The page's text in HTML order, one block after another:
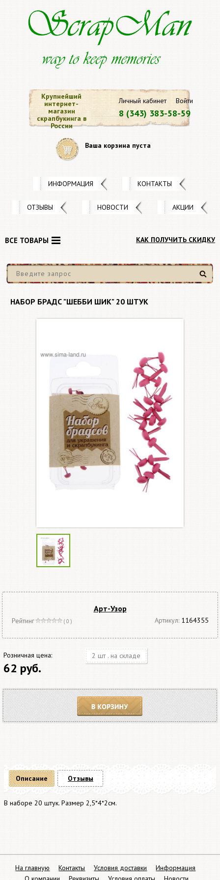
Личный кабинет Войти
8 (343) 383-58-59
Крупнейший
интернет-
магазин
скрапбукинга в
России
Ваша корзина пуста
ИНФОРМАЦИЯ КОНТАКТЫ
ОТЗЫВЫ НОВОСТИ АКЦИИ
КАК ПОЛУЧИТЬ СКИДКУ
Найти
ВСЕ ТОВАРЫ
НАБОР БРАДС "ШЕББИ ШИК" 20 ШТУК
Арт-Узор
Рейтинг ( 0 ) Артикул: 1164355
Розничная цена:
62 руб.
2 шт . на складе
В корзину
Описание
В наборе 20 штук. Размер 2,5*4*2см.
Отзывы
На главную Контакты Условия доставки
Информация